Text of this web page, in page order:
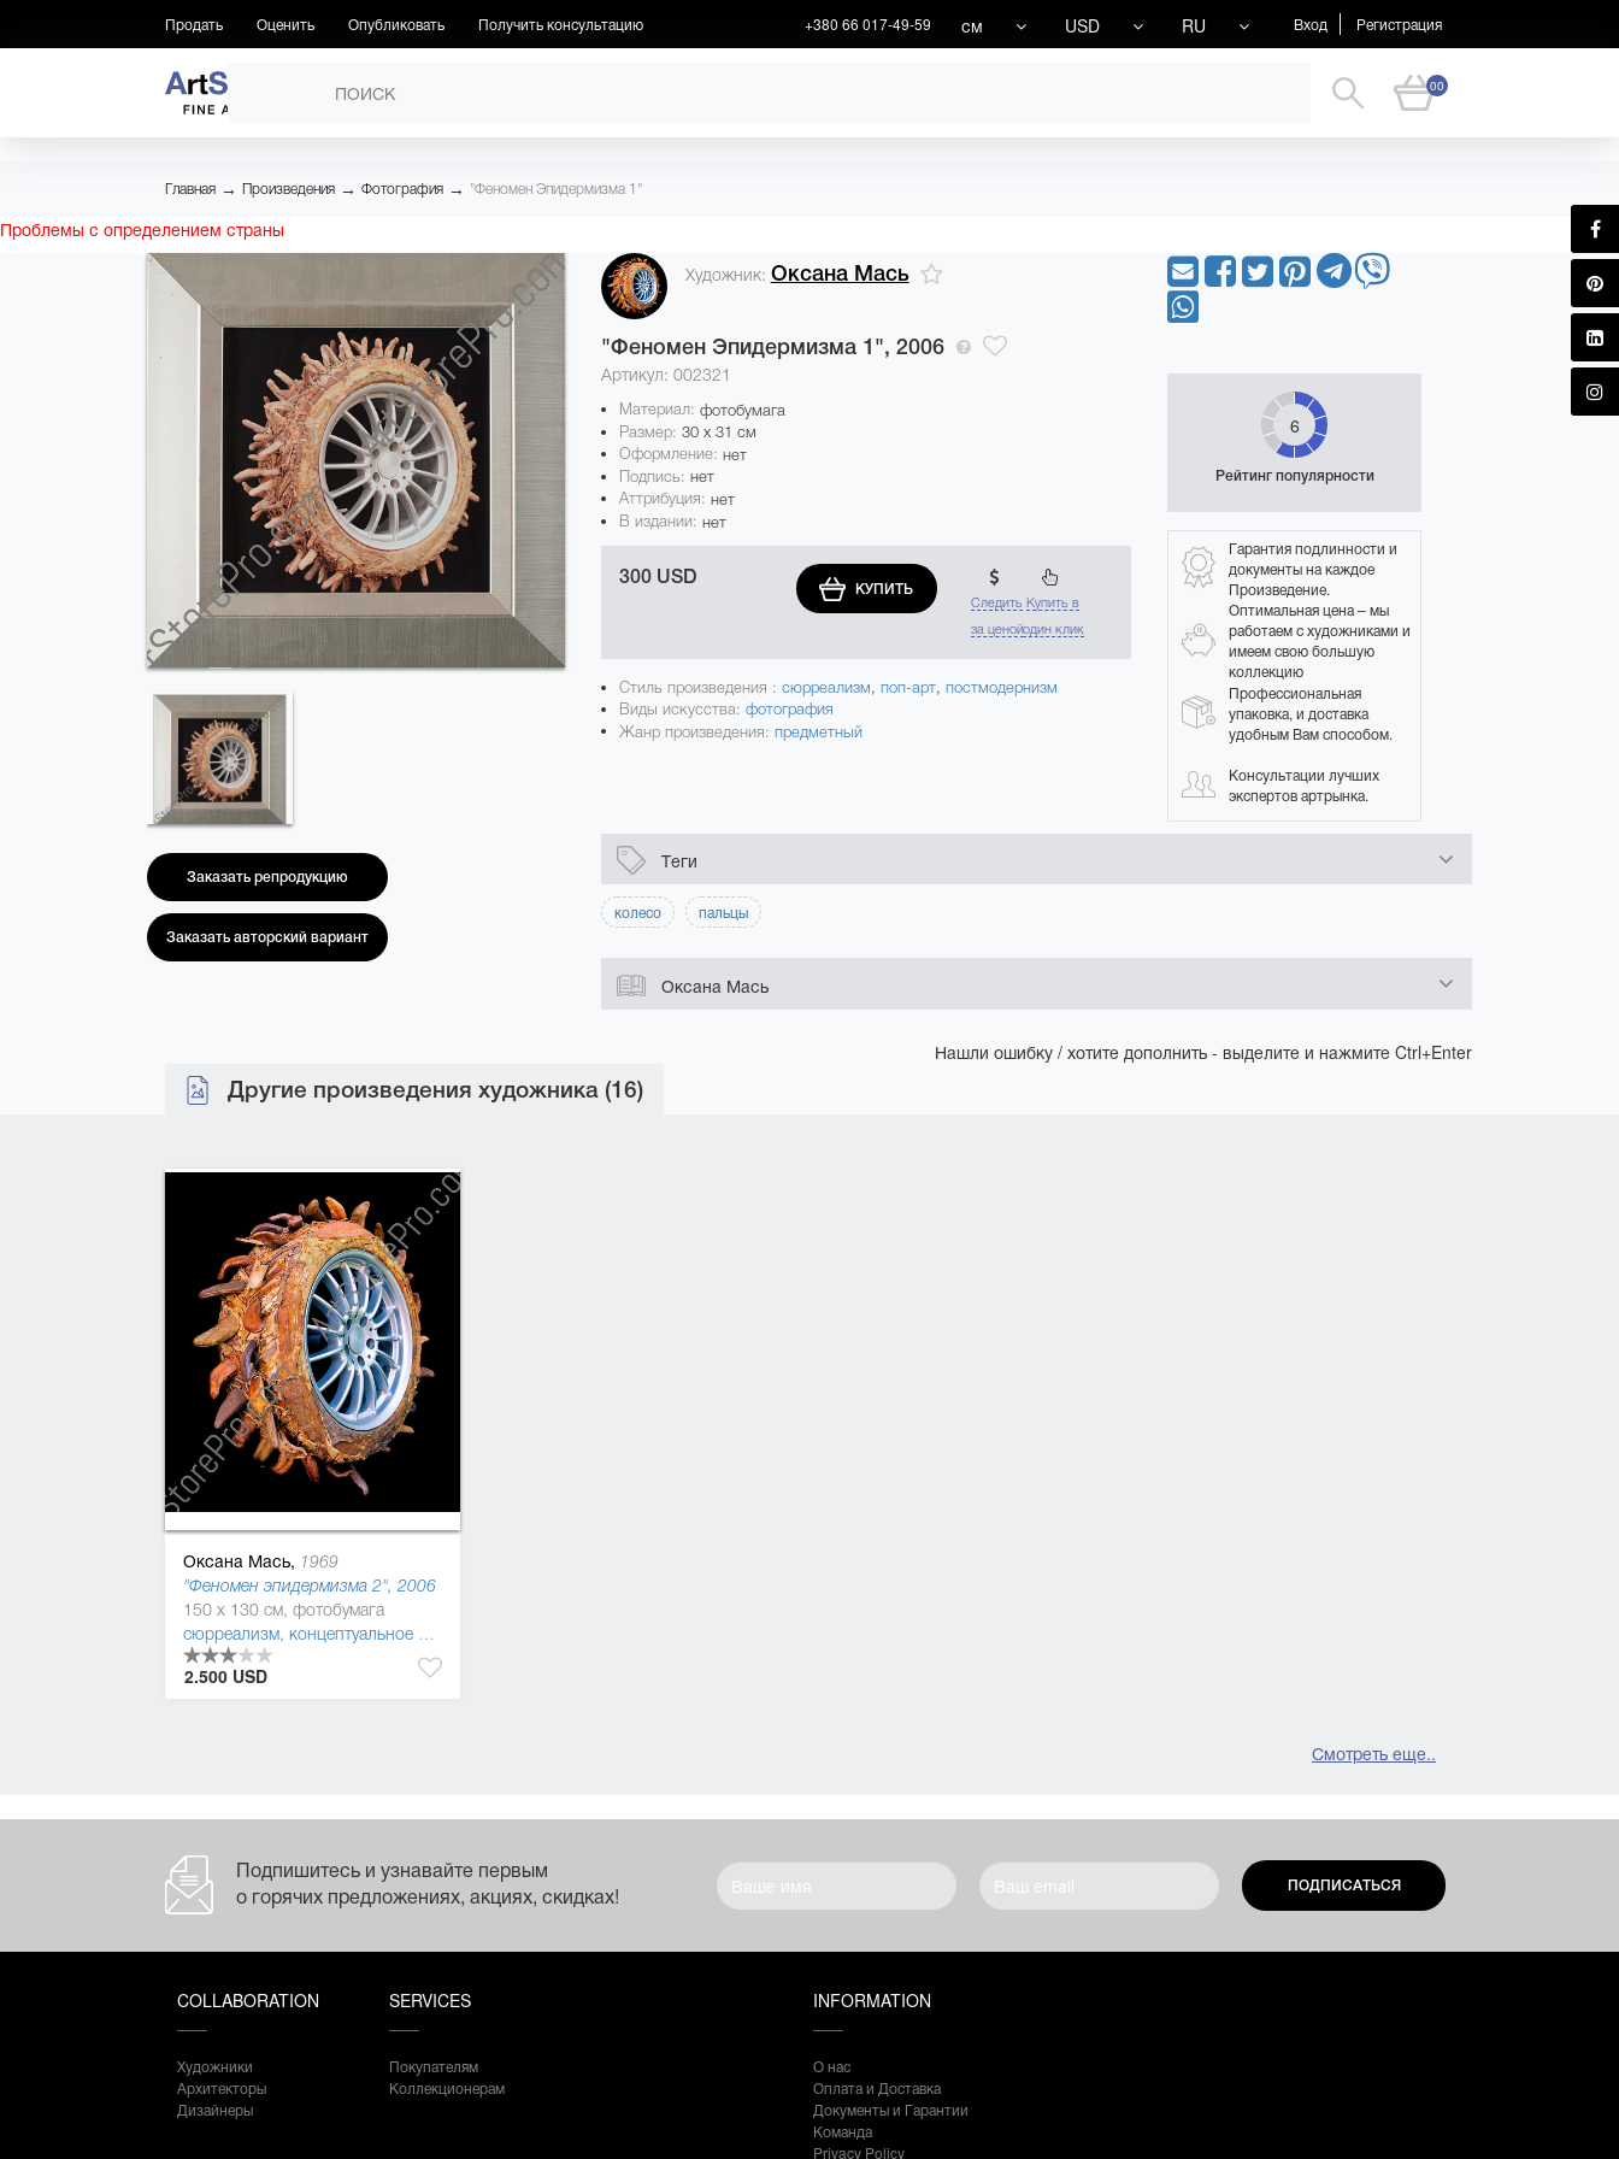
Продать Оценить Опубликовать Получить консультацию Вход Регистрация
+380 66 017-49-59 см USD RU
00
ПРОИЗВЕДЕНИЯ
Главная → Произведения → Фотография → "Феномен Эпидермизма 1"
Проблемы с определением страны
Заказать репродукцию
Заказать авторский вариант
Художник: Оксана Мась
"Феномен Эпидермизма 1", 2006
Артикул: 002321
Материал: фотобумага
Размер: 30 x 31 см
Оформление: нет
Подпись: нет
Аттрибуция: нет
В издании: нет
300 USD
КУПИТЬ
Следить
за ценой
Купить в
один клик
Стиль произведения : сюрреализм, поп-арт, постмодернизм
Виды искусства: фотография
Жанр произведения: предметный
6
Рейтинг популярности
Гарантия подлинности и
документы на каждое
Произведение.
Оптимальная цена – мы
работаем с художниками и
имеем свою большую
коллекцию
Профессиональная
упаковка, и доставка
удобным Вам способом.
Консультации лучших
экспертов артрынка.
Теги
колесо пальцы
Оксана Мась
Нашли ошибку / хотите дополнить - выделите и нажмите Ctrl+Enter
Другие произведения художника (16)
Оксана Мась, 1969
"Феномен эпидермизма 2", 2006
150 x 130 см, фотобумага
сюрреализм, концептуальное искусство
2.500 USD
Смотреть еще..
Подпишитесь и узнавайте первым
о горячих предложениях, акциях, скидках!
ПОДПИСАТЬСЯ
COLLABORATION
Художники
Архитекторы
Дизайнеры
SERVICES
Покупателям
Коллекционерам
INFORMATION
О нас
Оплата и Доставка
Документы и Гарантии
Команда
Privacy Policy